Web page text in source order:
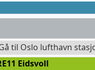
til Oslo lufthavn
Eidsvoll